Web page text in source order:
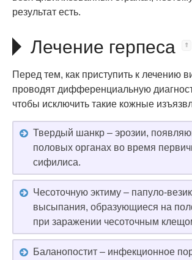
результат есть.
Лечение герпеса
Перед тем, как приступить к лечению
проводят дифференциальную
чтобы исключить такие кожные
Твердый шанкр – эрозии,
половых органах во время
сифилиса.
Чесоточную эктиму – папуло-
высыпания, образующиеся на
при заражении чесоточным
Баланопостит – инфекционное